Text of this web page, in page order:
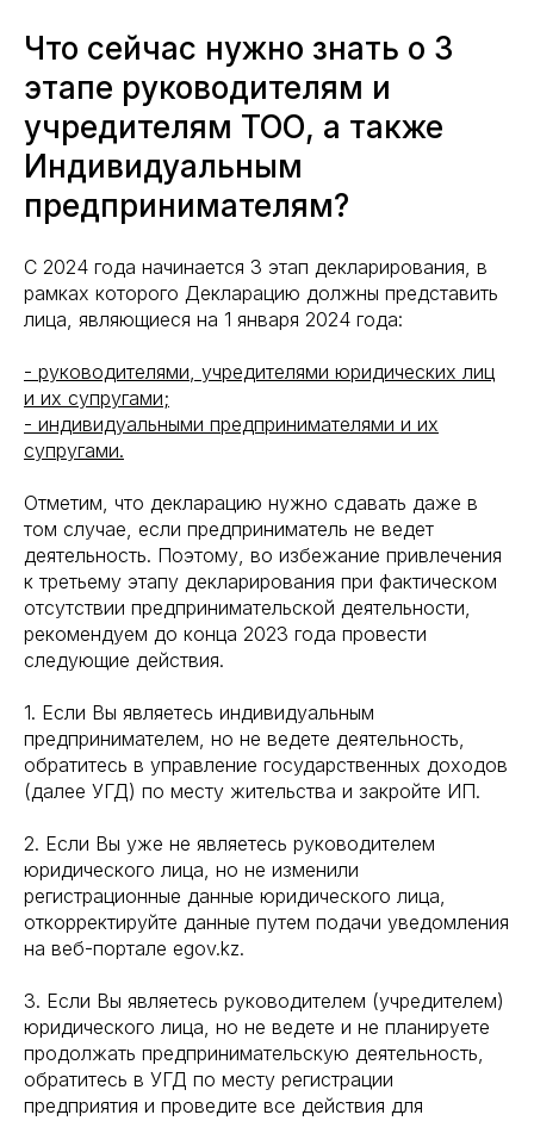
Что сейчас нужно знать о 3
этапе руководителям и
учредителям ТОО, а также
Индивидуальным
предпринимателям?
С 2024 года начинается 3 этап декларирования, в
рамках которого Декларацию должны представить
лица, являющиеся на 1 января 2024 года:
- руководителями, учредителями юридических лиц
и их супругами;
- индивидуальными предпринимателями и их
супругами.
Отметим, что декларацию нужно сдавать даже в
том случае, если предприниматель не ведет
деятельность. Поэтому, во избежание привлечения
к третьему этапу декларирования при фактическом
отсутствии предпринимательской деятельности,
рекомендуем до конца 2023 года провести
следующие действия.
1. Если Вы являетесь индивидуальным
предпринимателем, но не ведете деятельность,
обратитесь в управление государственных доходов
(далее УГД) по месту жительства и закройте ИП.
2. Если Вы уже не являетесь руководителем
юридического лица, но не изменили
регистрационные данные юридического лица,
откорректируйте данные путем подачи уведомления
на веб-портале egov.kz.
3. Если Вы являетесь руководителем (учредителем)
юридического лица, но не ведете и не планируете
продолжать предпринимательскую деятельность,
обратитесь в УГД по месту регистрации
предприятия и проведите все действия для